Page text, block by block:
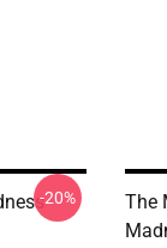
-20%
The